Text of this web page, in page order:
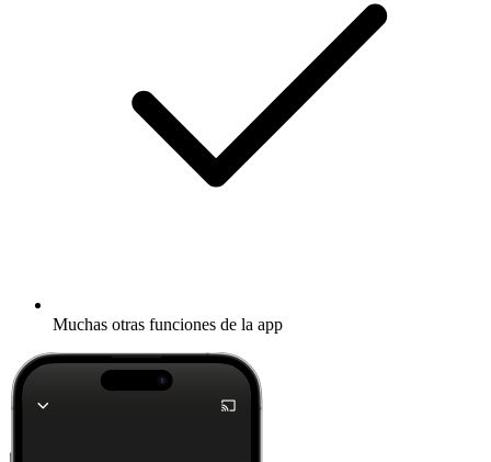
Muchas otras funciones de la app